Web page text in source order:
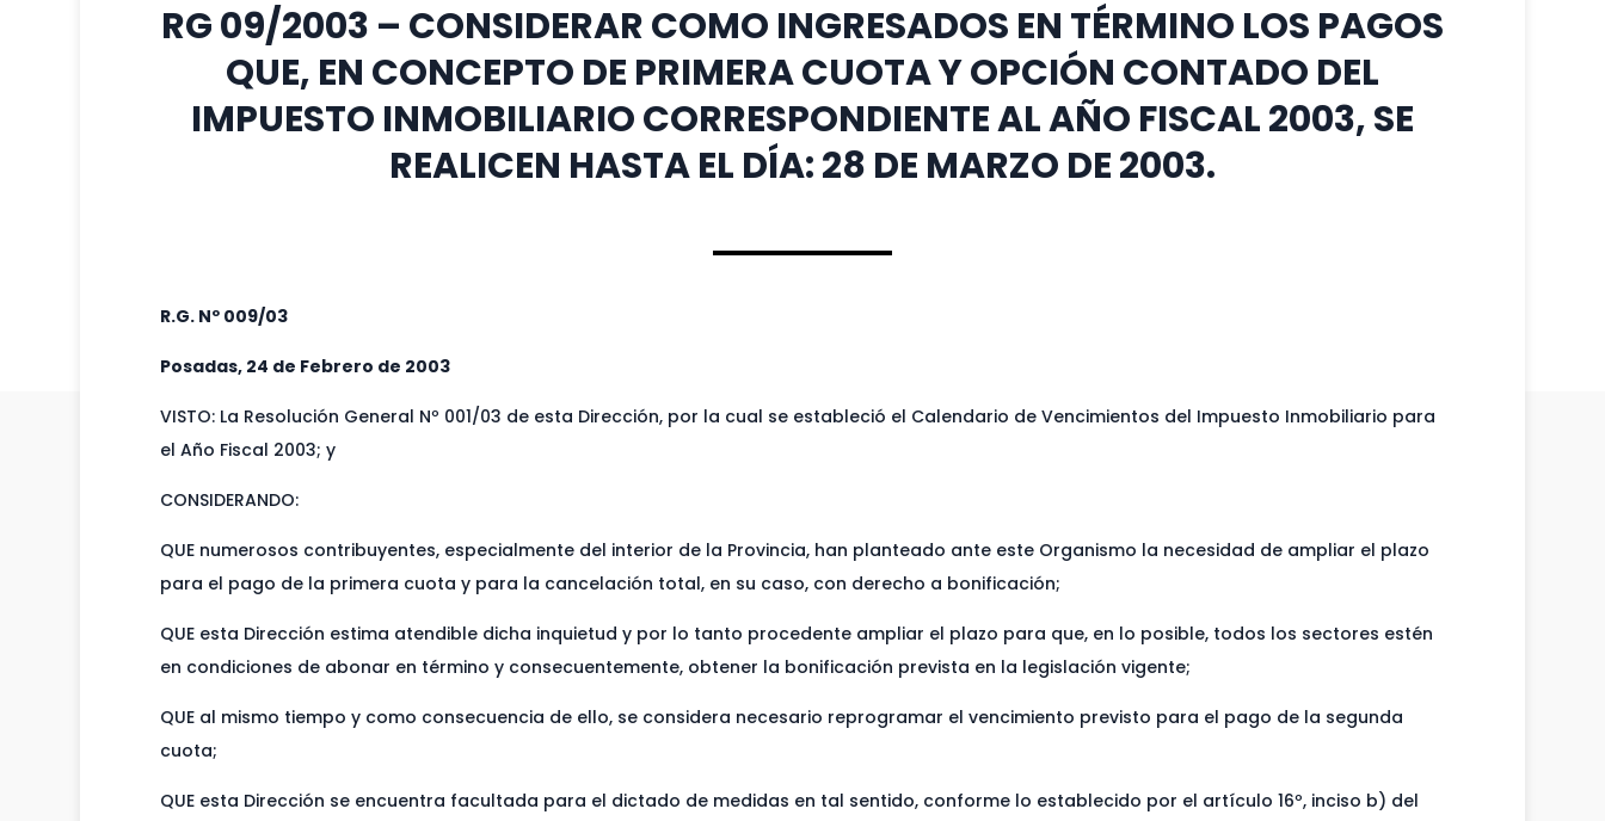
RG 09/2003 – CONSIDERAR COMO INGRESADOS EN TÉRMINO LOS PAGOS
QUE, EN CONCEPTO DE PRIMERA CUOTA Y OPCIÓN CONTADO DEL
IMPUESTO INMOBILIARIO CORRESPONDIENTE AL AÑO FISCAL 2003, SE
REALICEN HASTA EL DÍA: 28 DE MARZO DE 2003.
R.G. Nº 009/03
Posadas, 24 de Febrero de 2003
VISTO: La Resolución General Nº 001/03 de esta Dirección, por la cual se estableció el Calendario de Vencimientos del Impuesto Inmobiliario para
el Año Fiscal 2003; y
CONSIDERANDO:
QUE numerosos contribuyentes, especialmente del interior de la Provincia, han planteado ante este Organismo la necesidad de ampliar el plazo
para el pago de la primera cuota y para la cancelación total, en su caso, con derecho a bonificación;
QUE esta Dirección estima atendible dicha inquietud y por lo tanto procedente ampliar el plazo para que, en lo posible, todos los sectores estén
en condiciones de abonar en término y consecuentemente, obtener la bonificación prevista en la legislación vigente;
QUE al mismo tiempo y como consecuencia de ello, se considera necesario reprogramar el vencimiento previsto para el pago de la segunda
cuota;
QUE esta Dirección se encuentra facultada para el dictado de medidas en tal sentido, conforme lo establecido por el artículo 16º, inciso b) del